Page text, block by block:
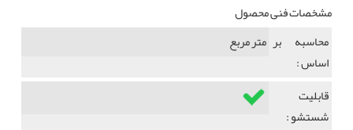
مشخصات فنی محصول
محاسبه بر
اساس :
متر مربع
قابلیت
شستشو :